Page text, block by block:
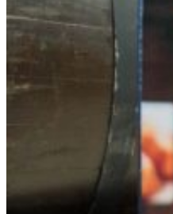
Somos por
Fundación
A través da